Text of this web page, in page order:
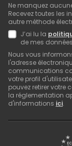
Ne manquez
Recevez toutes les
autre méthode
J’ai lu la
de mes données
Nous vous
l'adresse
communications
votre profil
pouvez retirer votre
la réglementation
d'informations ici.